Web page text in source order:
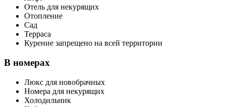
Отель для некурящих
Отопление
Сад
Терраса
Курение запрещено на всей территории
В номерах
Люкс для новобрачных
Номера для некурящих
Холодильник